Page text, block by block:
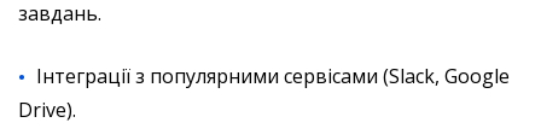
завдань.
Інтеграції з популярними сервісами (Slack, Google
Drive).